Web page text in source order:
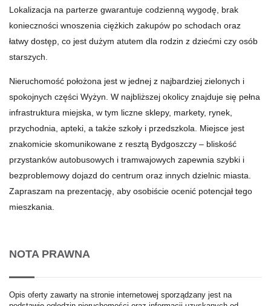
Lokalizacja na parterze gwarantuje codzienną wygodę, brak
konieczności wnoszenia ciężkich zakupów po schodach oraz
łatwy dostęp, co jest dużym atutem dla rodzin z dziećmi czy osób
starszych.
Nieruchomość położona jest w jednej z najbardziej zielonych i
spokojnych części Wyżyn. W najbliższej okolicy znajduje się pełna
infrastruktura miejska, w tym liczne sklepy, markety, rynek,
przychodnia, apteki, a także szkoły i przedszkola. Miejsce jest
znakomicie skomunikowane z resztą Bydgoszczy – bliskość
przystanków autobusowych i tramwajowych zapewnia szybki i
bezproblemowy dojazd do centrum oraz innych dzielnic miasta.
Zapraszam na prezentację, aby osobiście ocenić potencjał tego
mieszkania.
NOTA PRAWNA
Opis oferty zawarty na stronie internetowej sporządzany jest na